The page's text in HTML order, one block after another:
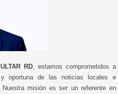
RD, estamos comprometidos a
y oportuna de las noticias locales e
misión es ser un referente en